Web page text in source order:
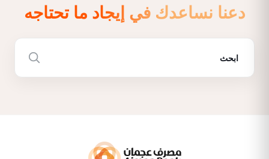
دعنا نساعدك في إيجاد ما تحتاجه